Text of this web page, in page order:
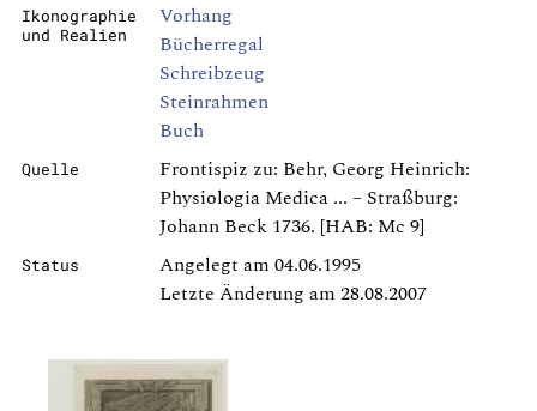
Ikonographie
und Realien
Vorhang
Bücherregal
Schreibzeug
Steinrahmen
Buch
Quelle
Frontispiz zu: Behr, Georg Heinrich:
Physiologia Medica ... – Straßburg:
Johann Beck 1736. [HAB: Mc 9]
Status
Angelegt am 04.06.1995
Letzte Änderung am 28.08.2007